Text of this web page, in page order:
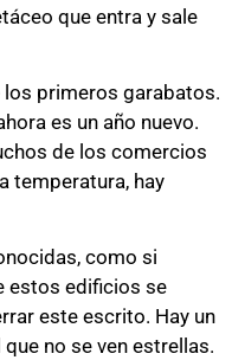
que entra y sale
primeros garabatos.
es un año nuevo.
de los comercios
temperatura, hay
como si
estos edificios se
este escrito. Hay un
no se ven estrellas.